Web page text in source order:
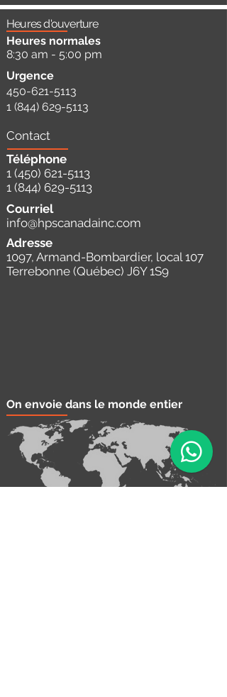
Heures d'ouverture
Heures normales
8:30 am - 5:00 pm
Urgence
450-621-5113
1 (844) 629-5113
Contact
Téléphone
1 (450) 621-5113
1 (844) 629-5113
Courriel
info@hpscanadainc.com
Adresse
1097, Armand-Bombardier, local 107
Terrebonne (Québec) J6Y 1S9
On envoie dans le monde entier